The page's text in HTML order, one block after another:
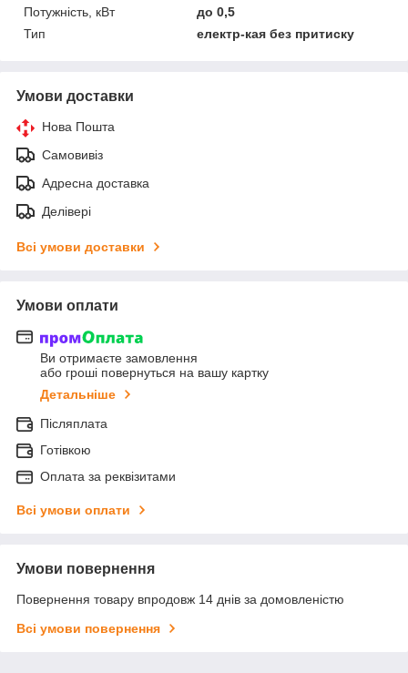
Потужність, кВт
до 0,5
Тип
електр-кая без притиску
Умови доставки
Нова Пошта
Самовивіз
Адресна доставка
Делівері
Всі умови доставки
Умови оплати
Ви отримаєте замовлення
або гроші повернуться на вашу картку
Детальніше
Післяплата
Готівкою
Оплата за реквізитами
Всі умови оплати
Умови повернення
Повернення товару впродовж 14 днів за домовленістю
Всі умови повернення